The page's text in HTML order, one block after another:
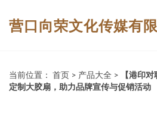
营口向荣文化传媒有
当前位置： 首页 > 产品大全 >
【港印
定制大胶扇，助力品牌宣传与促销活动